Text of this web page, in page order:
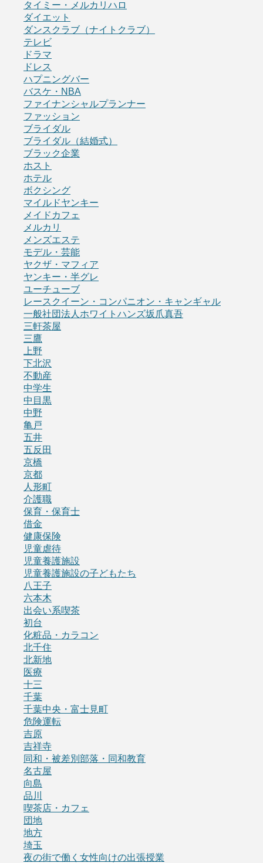
タイミー・メルカリハロ
ダイエット
ダンスクラブ（ナイトクラブ）
テレビ
ドラマ
ドレス
ハプニングバー
バスケ・NBA
ファイナンシャルプランナー
ファッション
ブライダル
ブライダル（結婚式）
ブラック企業
ホスト
ホテル
ボクシング
マイルドヤンキー
メイドカフェ
メルカリ
メンズエステ
モデル・芸能
ヤクザ・マフィア
ヤンキー・半グレ
ユーチューブ
レースクイーン・コンパニオン・キャンギャル
一般社団法人ホワイトハンズ坂爪真吾
三軒茶屋
三鷹
上野
下北沢
不動産
中学生
中目黒
中野
亀戸
五井
五反田
京橋
京都
人形町
介護職
保育・保育士
借金
健康保険
児童虐待
児童養護施設
児童養護施設の子どもたち
八王子
六本木
出会い系喫茶
初台
化粧品・カラコン
北千住
北新地
医療
十三
千葉
千葉中央・富士見町
危険運転
吉原
吉祥寺
同和・被差別部落・同和教育
名古屋
向島
品川
喫茶店・カフェ
団地
地方
埼玉
夜の街で働く女性向けの出張授業